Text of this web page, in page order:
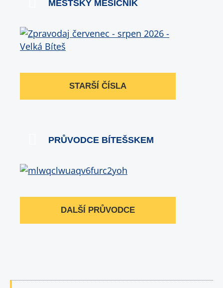
MĚSTSKÝ MĚSÍČNÍK
STARŠÍ ČÍSLA
PRŮVODCE BÍTEŠSKEM
DALŠÍ PRŮVODCE